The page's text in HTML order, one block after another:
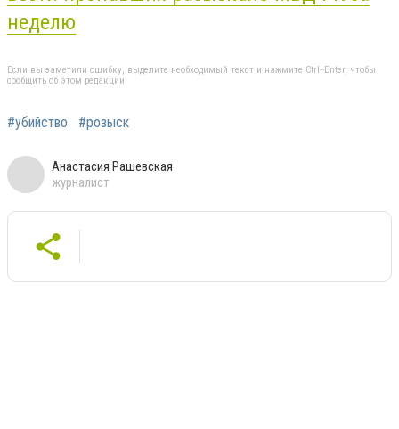
неделю
Если вы заметили ошибку, выделите необходимый текст и нажмите Ctrl+Enter, чтобы
сообщить об этом редакции
#убийство #розыск
Анастасия Рашевская
журналист